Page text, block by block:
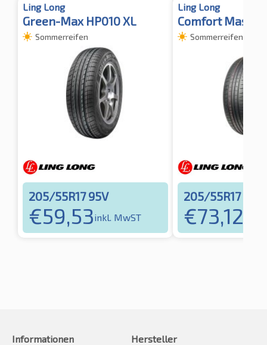
Ling Long
Green-Max HP010 XL
Sommerreifen
205/55R17 95V
€59,53inkl. MwST
Ling Long
Comfort Master
Sommerreifen
205/55R17 95V
€73,12
Informationen
Hersteller